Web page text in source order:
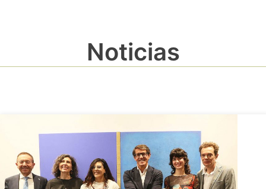
Noticias